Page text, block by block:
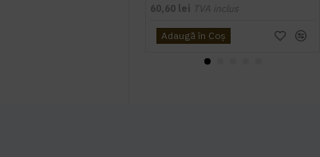
60,60 lei TVA inclus
Adaugă în Coş